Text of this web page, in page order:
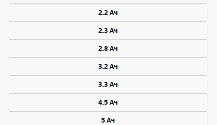
2.2 Ач
2.3 Ач
2.8 Ач
3.2 Ач
3.3 Ач
4.5 Ач
5 Ач